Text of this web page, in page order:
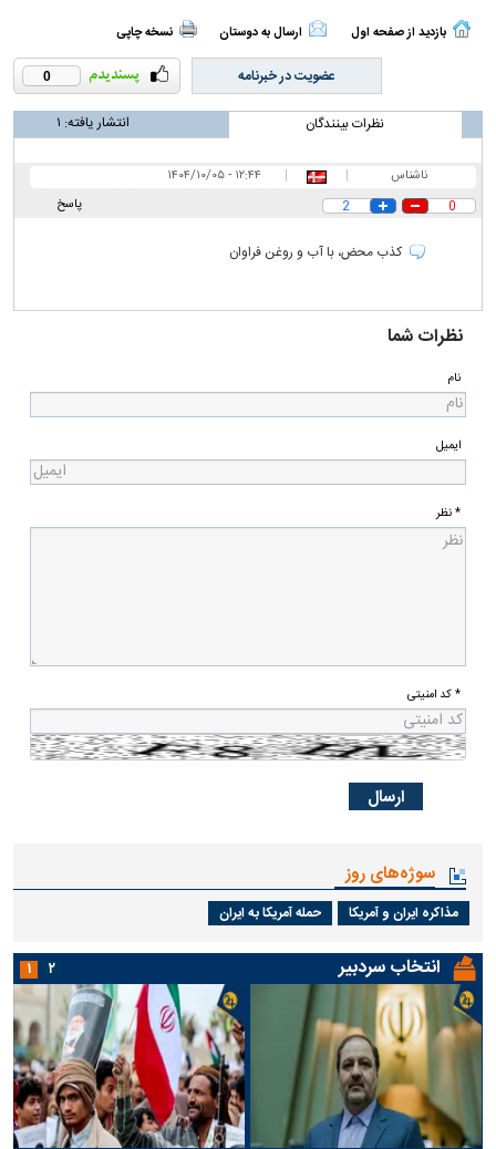
بازدید از صفحه اول ارسال به دوستان نسخه چاپی
0 عضویت در خبرنامه
نظرات بینندگان انتشار یافته: ۱
ناشناس |
|
۱۲:۴۴ - ۱۴۰۴/۱۰/۰۵
پاسخ
0
2
کذب محض، با آب و روغن فراوان
نظرات شما
نام
ایمیل
* نظر
* کد امنیتی
سوژه‌های روز
مذاکره ایران و آمریکا حمله آمریکا به ایران
انتخاب سردبیر ۱ ۲